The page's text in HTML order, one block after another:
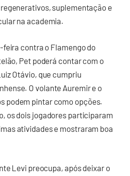
suplementação e
na academia.
feira contra o Flamengo do
Pet poderá contar com o
Otávio, que cumpriu
O volante Auremir e o
podem pintar como opções.
os dois jogadores participaram
atividades e mostraram boa
Levi preocupa, após deixar o